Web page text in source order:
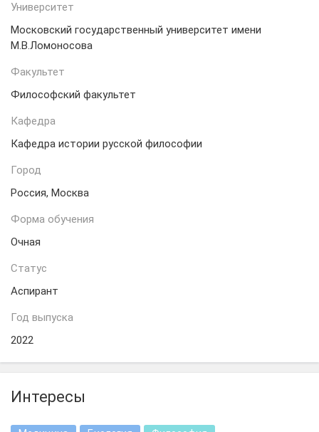
Университет
Московский государственный университет имени
М.В.Ломоносова
Факультет
Философский факультет
Кафедра
Кафедра истории русской философии
Город
Россия, Москва
Форма обучения
Очная
Статус
Аспирант
Год выпуска
2022
Интересы